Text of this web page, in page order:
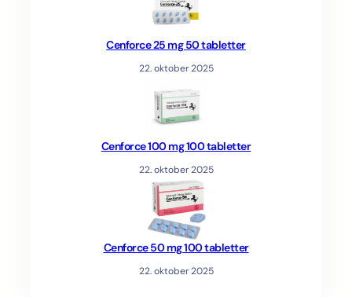
Cenforce 25 mg 50 tabletter
22. oktober 2025
Cenforce 100 mg 100 tabletter
22. oktober 2025
Cenforce 50 mg 100 tabletter
22. oktober 2025